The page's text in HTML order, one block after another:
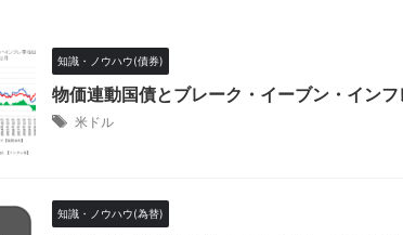
知識・ノウハウ(債券)
物価連動国債とブレーク・イーブン・イン
米ドル
知識・ノウハウ(為替)